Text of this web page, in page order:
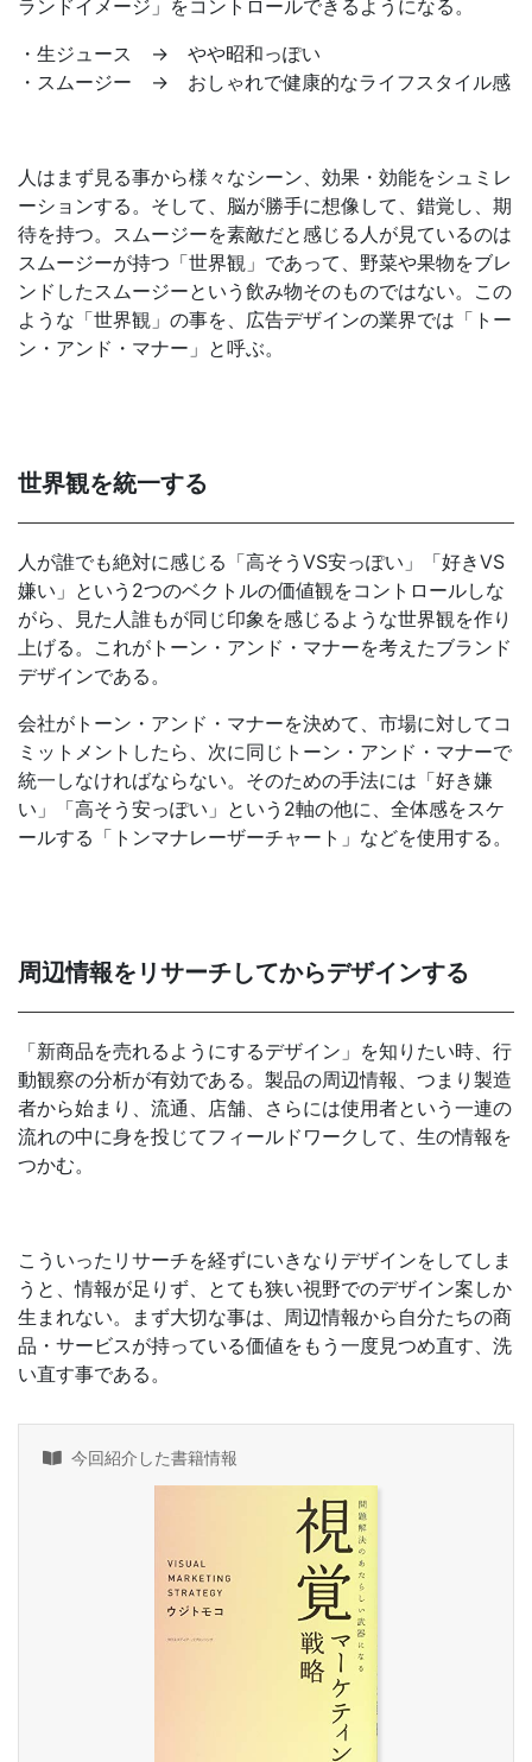
ランドイメージ」をコントロールできるようになる。
・生ジュース → やや昭和っぽい
・スムージー → おしゃれで健康的なライフスタイル感
人はまず見る事から様々なシーン、効果・効能をシュミレ
ーションする。そして、脳が勝手に想像して、錯覚し、期
待を持つ。スムージーを素敵だと感じる人が見ているのは
スムージーが持つ「世界観」であって、野菜や果物をブレ
ンドしたスムージーという飲み物そのものではない。この
ような「世界観」の事を、広告デザインの業界では「トー
ン・アンド・マナー」と呼ぶ。
世界観を統一する
人が誰でも絶対に感じる「高そうVS安っぽい」「好きVS
嫌い」という2つのベクトルの価値観をコントロールしな
がら、見た人誰もが同じ印象を感じるような世界観を作り
上げる。これがトーン・アンド・マナーを考えたブランド
デザインである。
会社がトーン・アンド・マナーを決めて、市場に対してコ
ミットメントしたら、次に同じトーン・アンド・マナーで
統一しなければならない。そのための手法には「好き嫌
い」「高そう安っぽい」という2軸の他に、全体感をスケ
ールする「トンマナレーザーチャート」などを使用する。
周辺情報をリサーチしてからデザインする
「新商品を売れるようにするデザイン」を知りたい時、行
動観察の分析が有効である。製品の周辺情報、つまり製造
者から始まり、流通、店舗、さらには使用者という一連の
流れの中に身を投じてフィールドワークして、生の情報を
つかむ。
こういったリサーチを経ずにいきなりデザインをしてしま
うと、情報が足りず、とても狭い視野でのデザイン案しか
生まれない。まず大切な事は、周辺情報から自分たちの商
品・サービスが持っている価値をもう一度見つめ直す、洗
い直す事である。
今回紹介した書籍情報